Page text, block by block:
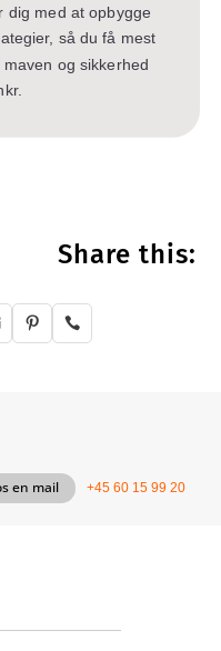
med at opbygge
så du få mest
og sikkerhed
Share this:
 
en mail +45 60 15 99 20